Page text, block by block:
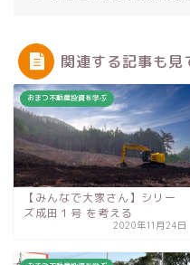
関連する記事も見
おまつ不動産投資を学ぶ
【みんなで大家さん】シリー
ズ成田１号 を考える
2020年11月24日